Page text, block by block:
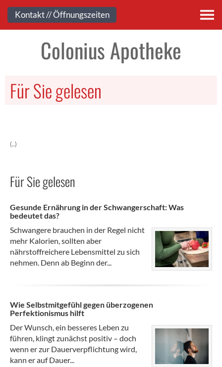
Kontakt
Colonius Apotheke
Für Sie gelesen
(..)
Für Sie gelesen
Gesunde Ernährung in der Schwangerschaft: Was
bedeutet das?
Schwangere brauchen in der Regel nicht
mehr Kalorien, sollten aber
nährstoffreichere Lebensmittel zu sich
nehmen. Denn ab Beginn der...
Wie Selbstmitgefühl gegen überzogenen
Perfektionismus hilft
Der Wunsch, ein besseres Leben zu
führen, klingt zunächst positiv – doch
wenn er zur Dauerverpflichtung wird,
kann er auf Dauer...
Kontakt // Öffnungszeiten